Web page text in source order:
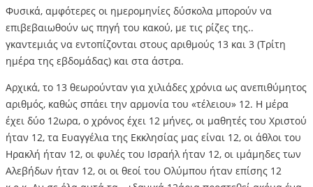
Φυσικά, αμφότερες οι ημερομηνίες δύσκολα μπορούν να
επιβεβαιωθούν ως πηγή του κακού, με τις ρίζες της..
γκαντεμιάς να εντοπίζονται στους αριθμούς 13 και 3 (Τρίτη
ημέρα της εβδομάδας) και στα άστρα.
Αρχικά, το 13 θεωρούνταν για χιλιάδες χρόνια ως ανεπιθύμητος
αριθμός, καθώς σπάει την αρμονία του «τέλειου» 12. Η μέρα
έχει δύο 12ωρα, ο χρόνος έχει 12 μήνες, οι μαθητές του Χριστού
ήταν 12, τα Ευαγγέλια της Εκκλησίας μας είναι 12, οι άθλοι του
Ηρακλή ήταν 12, οι φυλές του Ισραήλ ήταν 12, οι ιμάμηδες των
Αλεβήδων ήταν 12, οι οι θεοί του Ολύμπου ήταν επίσης 12